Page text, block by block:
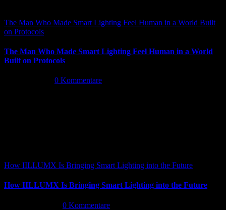
The Man Who Made Smart Lighting Feel Human in a World Built
on Protocols
The Man Who Made Smart Lighting Feel Human in a World
Built on Protocols
0 Kommentare
How IILLUMX Is Bringing Smart Lighting into the Future
How IILLUMX Is Bringing Smart Lighting into the Future
0 Kommentare